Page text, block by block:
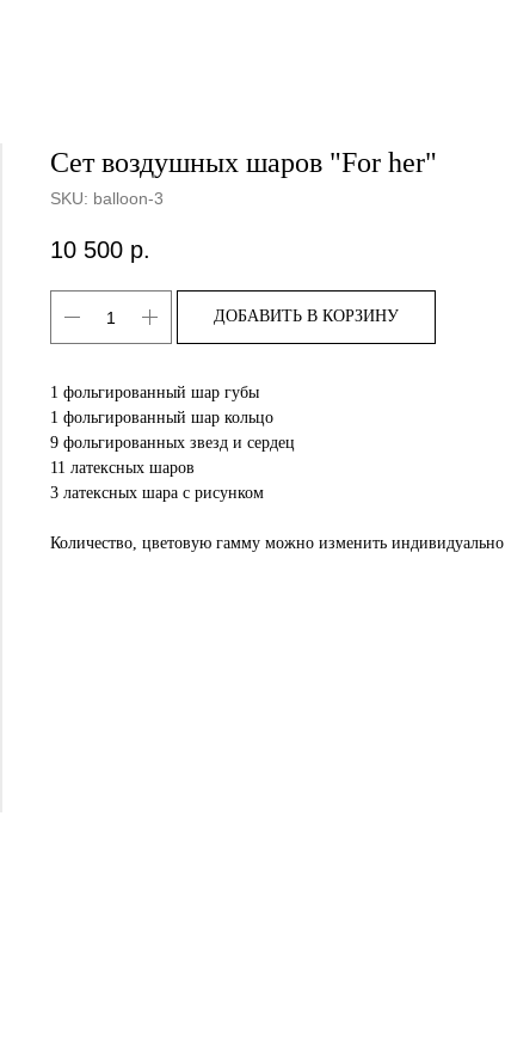
Сет воздушных шаров "For her"
SKU: balloon-3
10 500 р.
ДОБАВИТЬ В КОРЗИНУ
1 фольгированный шар губы
1 фольгированный шар кольцо
9 фольгированных звезд и сердец
11 латексных шаров
3 латексных шара с рисунком
Количество, цветовую гамму можно изменить индивидуально